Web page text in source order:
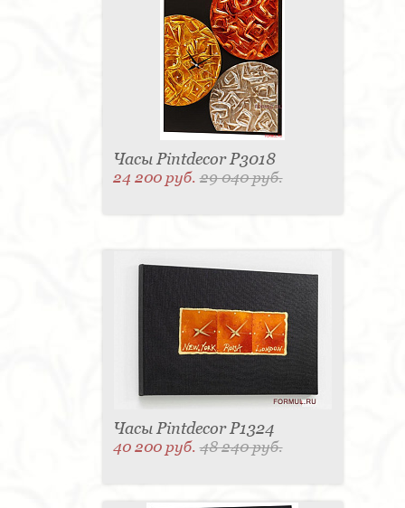
Часы Pintdecor P3018
24 200 руб.29 040 руб.
Часы Pintdecor P1324
40 200 руб.48 240 руб.